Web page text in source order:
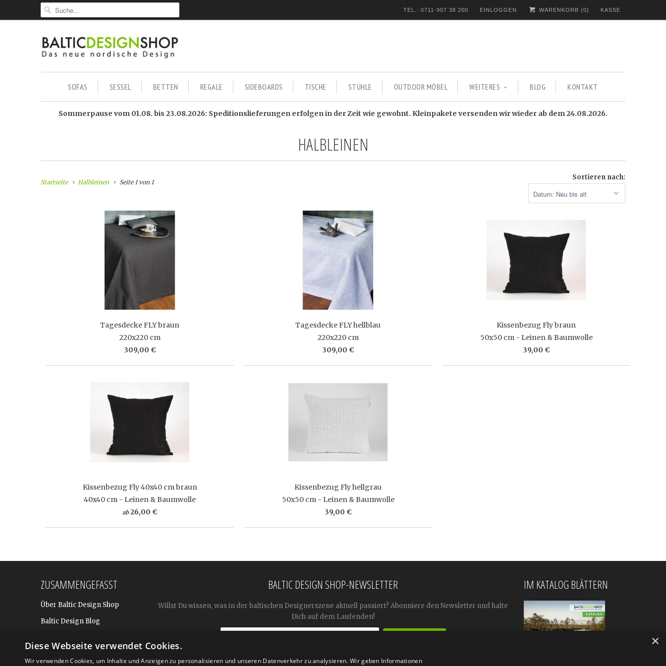
TEL.: 0711-907 38 200 EINLOGGEN WARENKORB (0) KASSE
SOFAS SESSEL BETTEN REGALE SIDEBOARDS TISCHE STÜHLE OUTDOOR MÖBEL WEITERES BLOG KONTAKT
Sommerpause vom 01.08. bis 23.08.2026: Speditionslieferungen erfolgen in der Zeit wie gewohnt. Kleinpakete versenden wir wieder ab dem 24.08.2026.
HALBLEINEN
Startseite Halbleinen Seite 1 von 1
Sortieren nach:
Tagesdecke FLY braun
220x220 cm
309,00 €
Tagesdecke FLY hellblau
220x220 cm
309,00 €
Kissenbezug Fly braun
50x50 cm - Leinen & Baumwolle
39,00 €
Kissenbezug Fly 40x40 cm braun
40x40 cm - Leinen & Baumwolle
ab 26,00 €
Kissenbezug Fly hellgrau
50x50 cm - Leinen & Baumwolle
39,00 €
ZUSAMMENGEFASST
Über Baltic Design Shop
Baltic Design Blog
BALTIC DESIGN SHOP-NEWSLETTER
Willst Du wissen, was in der baltischen Designerszene aktuell passiert? Abonniere den Newsletter und halte
Dich auf dem Laufenden!
IM KATALOG BLÄTTERN
×
Diese Webseite verwendet Cookies.
Wir verwenden Cookies, um Inhalte und Anzeigen zu personalisieren und unseren Datenverkehr zu analysieren. Wir geben Informationen